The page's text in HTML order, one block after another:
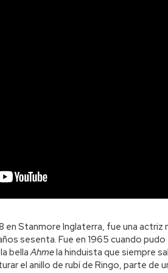
en Stanmore Inglaterra, fue una
sesenta. Fue en 1965 cuando
bellaAhmela hinduista que siempre
el anillo de rubí de Ringo, parte de